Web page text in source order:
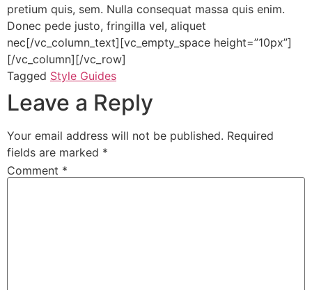
pretium quis, sem. Nulla consequat massa quis enim.
Donec pede justo, fringilla vel, aliquet
nec[/vc_column_text][vc_empty_space height=”10px”]
[/vc_column][/vc_row]
Tagged Style Guides
Leave a Reply
Your email address will not be published. Required
fields are marked *
Comment *